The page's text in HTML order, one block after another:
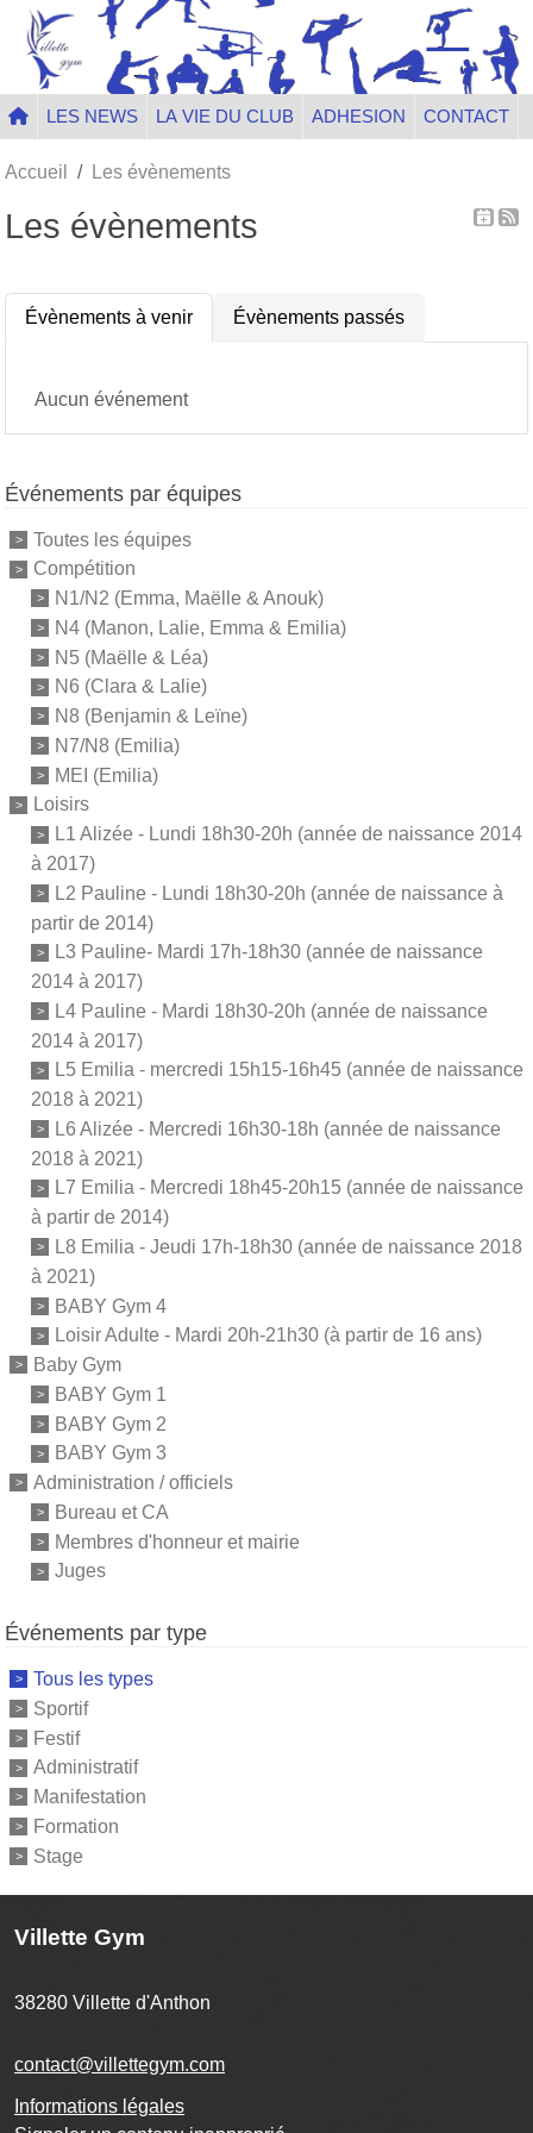
LES NEWS LA VIE DU CLUB ADHESION CONTACT
Accueil Les évènements
Les évènements
Évènements à venir Évènements passés
Aucun événement
Événements par équipes
Toutes les équipes
Compétition
N1/N2 (Emma, Maëlle & Anouk)
N4 (Manon, Lalie, Emma & Emilia)
N5 (Maëlle & Léa)
N6 (Clara & Lalie)
N8 (Benjamin & Leïne)
N7/N8 (Emilia)
MEI (Emilia)
Loisirs
L1 Alizée - Lundi 18h30-20h (année de naissance 2014
à 2017)
L2 Pauline - Lundi 18h30-20h (année de naissance à
partir de 2014)
L3 Pauline- Mardi 17h-18h30 (année de naissance
2014 à 2017)
L4 Pauline - Mardi 18h30-20h (année de naissance
2014 à 2017)
L5 Emilia - mercredi 15h15-16h45 (année de naissance
2018 à 2021)
L6 Alizée - Mercredi 16h30-18h (année de naissance
2018 à 2021)
L7 Emilia - Mercredi 18h45-20h15 (année de naissance
à partir de 2014)
L8 Emilia - Jeudi 17h-18h30 (année de naissance 2018
à 2021)
BABY Gym 4
Loisir Adulte - Mardi 20h-21h30 (à partir de 16 ans)
Baby Gym
BABY Gym 1
BABY Gym 2
BABY Gym 3
Administration / officiels
Bureau et CA
Membres d'honneur et mairie
Juges
Événements par type
Tous les types
Sportif
Festif
Administratif
Manifestation
Formation
Stage
Villette Gym
38280 Villette d'Anthon
contact@villettegym.com
Informations légales
Panneau de gestion des cookies